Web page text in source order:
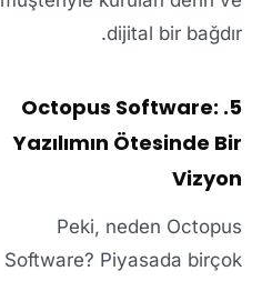
dijital bir bağdır.
5. Octopus Software:
Yazılımın Ötesinde Bir
Vizyon
Peki, neden Octopus
Software? Piyasada birçok